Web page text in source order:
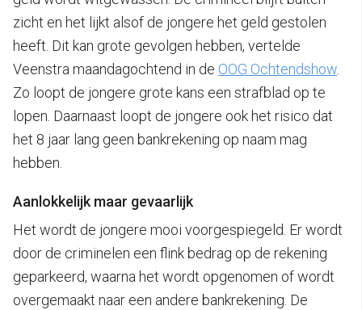
zicht en het lijkt alsof de jongere het geld gestolen
heeft. Dit kan grote gevolgen hebben, vertelde
Veenstra maandagochtend in de OOG Ochtendshow.
Zo loopt de jongere grote kans een strafblad op te
lopen. Daarnaast loopt de jongere ook het risico dat
het 8 jaar lang geen bankrekening op naam mag
hebben.
Aanlokkelijk maar gevaarlijk
Het wordt de jongere mooi voorgespiegeld. Er wordt
door de criminelen een flink bedrag op de rekening
geparkeerd, waarna het wordt opgenomen of wordt
overgemaakt naar een andere bankrekening. De